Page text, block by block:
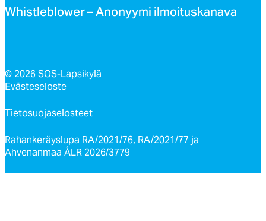
Whist­leb­lo­wer – Ano­nyy­mi il­moi­tus­ka­na­va
© 2026 SOS-Lapsikylä
Evästeseloste
Tietosuojaselosteet
Rahankeräyslupa RA/2021/76, RA/2021/77 ja
Ahvenanmaa ÅLR 2026/3779